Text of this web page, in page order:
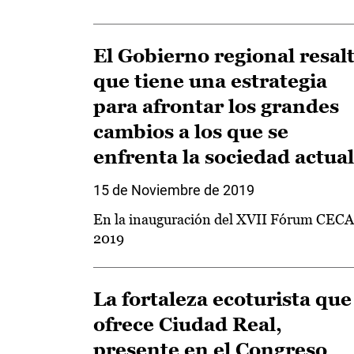
El Gobierno regional
que tiene una estrategia
para afrontar los grandes
cambios a los que se
enfrenta la sociedad actual
15 de Noviembre de 2019
En la inauguración del XVII Fórum
2019
La fortaleza ecoturista que
ofrece Ciudad Real,
presente en el Congreso